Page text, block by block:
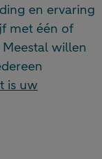
en ervaring
met één of
willen
is uw